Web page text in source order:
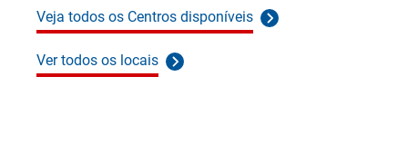
Veja todos os Centros disponíveis
Ver todos os locais